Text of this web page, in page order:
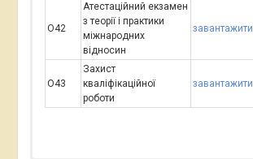
О42
Атестаційний екзамен
з теорії і практики
міжнародних
відносин
завантажити
О43
Захист
кваліфікаційної
роботи
завантажити